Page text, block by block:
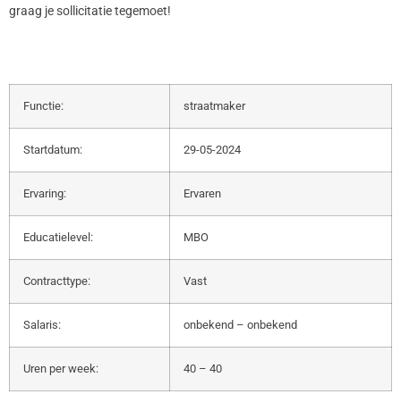
graag je sollicitatie tegemoet!
Functie: straatmaker
Startdatum: 29-05-2024
Ervaring: Ervaren
Educatielevel: MBO
Contracttype: Vast
Salaris: onbekend – onbekend
Uren per week: 40 – 40